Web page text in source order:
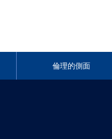
倫理的側面